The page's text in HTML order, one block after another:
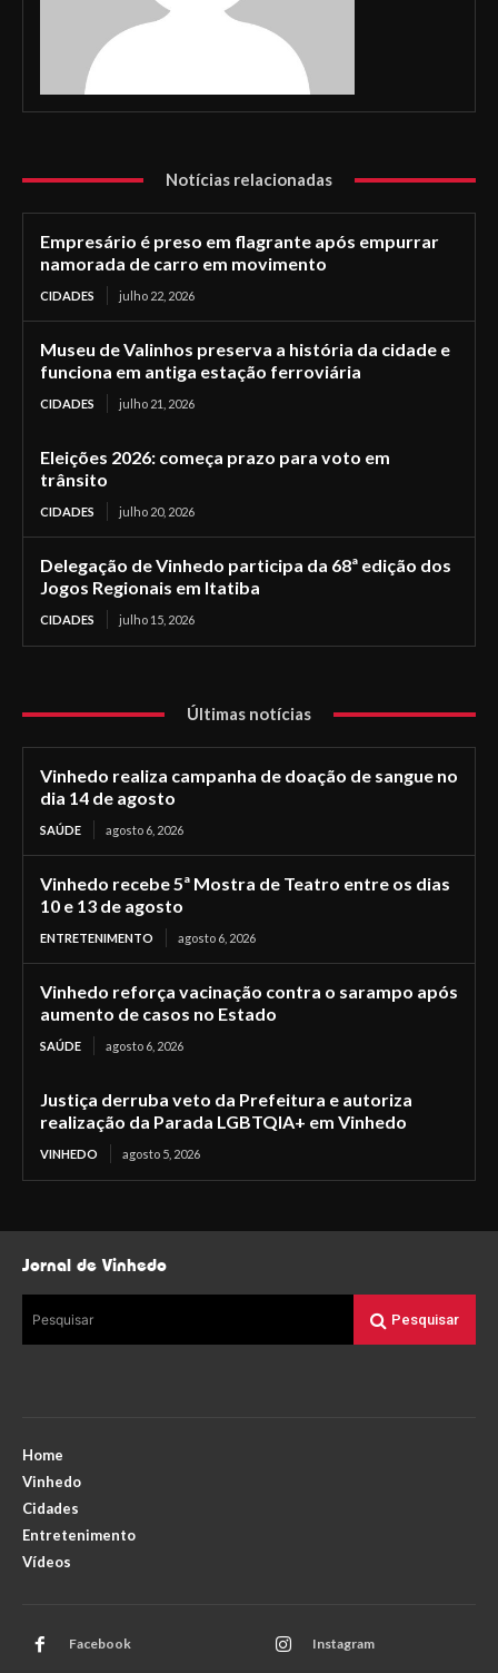
Notícias relacionadas
Empresário é preso em flagrante após empurrar
namorada de carro em movimento
CIDADES julho 22, 2026
Museu de Valinhos preserva a história da cidade e
funciona em antiga estação ferroviária
CIDADES julho 21, 2026
Eleições 2026: começa prazo para voto em
trânsito
CIDADES julho 20, 2026
Delegação de Vinhedo participa da 68ª edição dos
Jogos Regionais em Itatiba
CIDADES julho 15, 2026
Últimas notícias
Vinhedo realiza campanha de doação de sangue no
dia 14 de agosto
SAÚDE agosto 6, 2026
Vinhedo recebe 5ª Mostra de Teatro entre os dias
10 e 13 de agosto
ENTRETENIMENTO agosto 6, 2026
Vinhedo reforça vacinação contra o sarampo após
aumento de casos no Estado
SAÚDE agosto 6, 2026
Justiça derruba veto da Prefeitura e autoriza
realização da Parada LGBTQIA+ em Vinhedo
VINHEDO agosto 5, 2026
Jornal de Vinhedo
Pesquisar Pesquisar
Home
Vinhedo
Cidades
Entretenimento
Vídeos
Facebook Instagram